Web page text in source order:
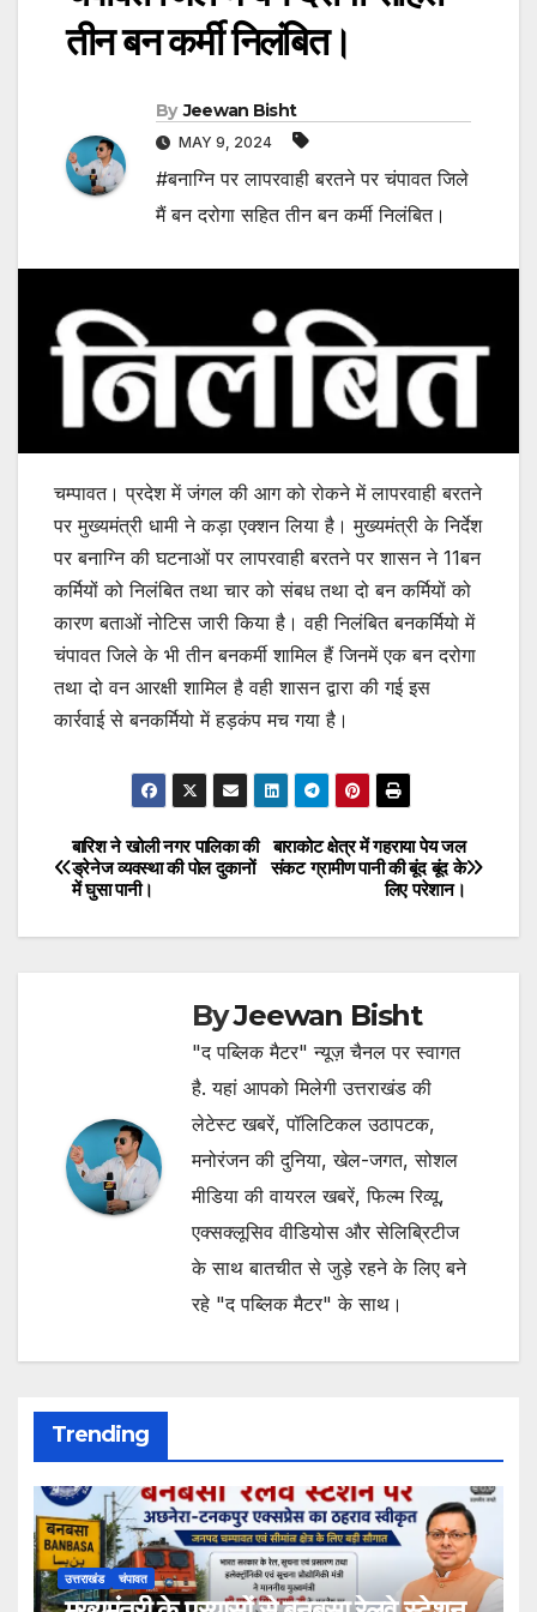
तीन बन कर्मी निलंबित।
By Jeewan Bisht
MAY 9, 2024
#बनाग्नि पर लापरवाही बरतने पर चंपावत जिले
मैं बन दरोगा सहित तीन बन कर्मी निलंबित।
चम्पावत। प्रदेश में जंगल की आग को रोकने में लापरवाही बरतने
पर मुख्यमंत्री धामी ने कड़ा एक्शन लिया है। मुख्यमंत्री के निर्देश
पर बनाग्नि की घटनाओं पर लापरवाही बरतने पर शासन ने 11बन
कर्मियों को निलंबित तथा चार को संबध तथा दो बन कर्मियों को
कारण बताओं नोटिस जारी किया है। वही निलंबित बनकर्मियो में
चंपावत जिले के भी तीन बनकर्मी शामिल हैं जिनमें एक बन दरोगा
तथा दो वन आरक्षी शामिल है वही शासन द्वारा की गई इस
कार्रवाई से बनकर्मियो में हड़कंप मच गया है।
Post
navigation
बाराकोट क्षेत्र में गहराया पेय जल
संकट ग्रामीण पानी की बूंद बूंद के
लिए परेशान।
बारिश ने खोली नगर पालिका की
ड्रेनेज व्यवस्था की पोल दुकानों
में घुसा पानी।
ByJeewan Bisht
"द पब्लिक मैटर" न्यूज़ चैनल पर स्वागत
है. यहां आपको मिलेगी उत्तराखंड की
लेटेस्ट खबरें, पॉलिटिकल उठापटक,
मनोरंजन की दुनिया, खेल-जगत, सोशल
मीडिया की वायरल खबरें, फिल्म रिव्यू,
एक्सक्लूसिव वीडियोस और सेलिब्रिटीज
के साथ बातचीत से जुड़े रहने के लिए बने
रहे "द पब्लिक मैटर" के साथ।
Trending
उत्तराखंड चंपावत